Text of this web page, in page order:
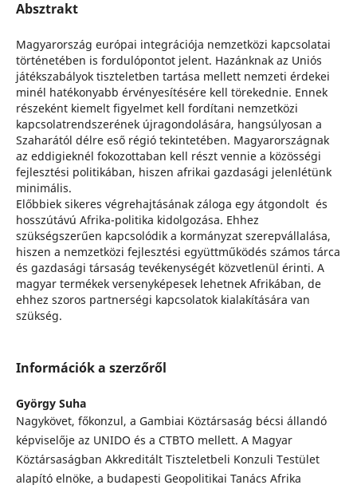
Absztrakt
Magyarország európai integrációja nemzetközi kapcsolatai
történetében is fordulópontot jelent. Hazánknak az Uniós
játékszabályok tiszteletben tartása mellett nemzeti érdekei
minél hatékonyabb érvényesítésére kell törekednie. Ennek
részeként kiemelt figyelmet kell fordítani nemzetközi
kapcsolatrendszerének újragondolására, hangsúlyosan a
Szaharától délre eső régió tekintetében. Magyarországnak
az eddigieknél fokozottaban kell részt vennie a közösségi
fejlesztési politikában, hiszen afrikai gazdasági jelenlétünk
minimális.
Előbbiek sikeres végrehajtásának záloga egy átgondolt és
hosszútávú Afrika-politika kidolgozása. Ehhez
szükségszerűen kapcsolódik a kormányzat szerepvállalása,
hiszen a nemzetközi fejlesztési együttműködés számos tárca
és gazdasági társaság tevékenységét közvetlenül érinti. A
magyar termékek versenyképesek lehetnek Afrikában, de
ehhez szoros partnerségi kapcsolatok kialakítására van
szükség.
Információk a szerzőről
György Suha
Nagykövet, főkonzul, a Gambiai Köztársaság bécsi állandó
képviselője az UNIDO és a CTBTO mellett. A Magyar
Köztársaságban Akkreditált Tiszteletbeli Konzuli Testület
alapító elnöke, a budapesti Geopolitikai Tanács Afrika